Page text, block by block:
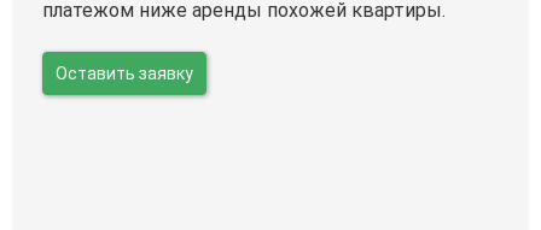
платежом ниже аренды похожей квартиры.
Оставить заявку